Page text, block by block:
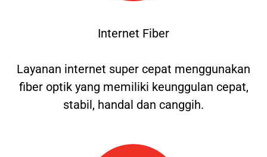
Internet Fiber
Layanan internet super cepat menggunakan
fiber optik yang memiliki keunggulan cepat,
stabil, handal dan canggih.